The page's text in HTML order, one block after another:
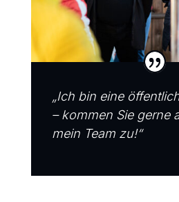
„Ich bin eine
– kommen Sie gerne
mein Team zu!“